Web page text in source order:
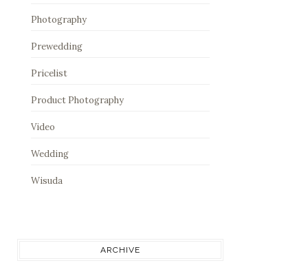
Photography
Prewedding
Pricelist
Product Photography
Video
Wedding
Wisuda
ARCHIVE